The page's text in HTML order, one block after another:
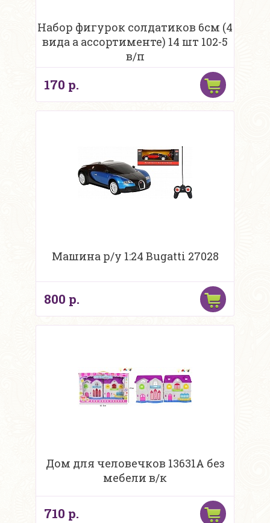
Набор фигурок солдатиков 6см (4
вида а ассортименте) 14 шт 102-5
в/п
170 р.
Машина р/у 1:24 Bugatti 27028
800 р.
Дом для человечков 13631A без
мебели в/к
710 р.